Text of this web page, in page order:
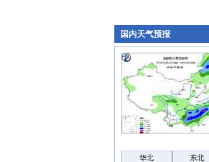
国内天气预报
华北
东北